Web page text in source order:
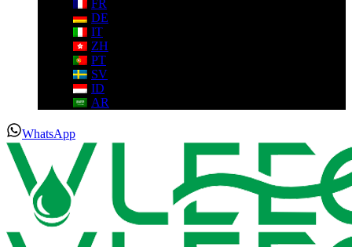
FR
DE
IT
ZH
PT
SV
ID
AR
WhatsApp